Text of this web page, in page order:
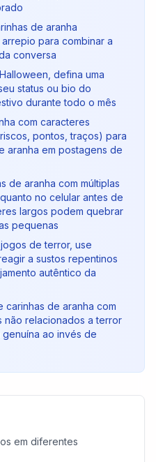
de aranha
para combinar a
conversa
defina uma
status ou bio do
durante todo o mês
com caracteres
pontos, traços) para
aranha em postagens de
de aranha com múltiplas
no celular antes de
largos podem quebrar
pequenas
de terror, use
a sustos repentinos
autêntico da
carinhas de aranha com
não relacionados a terror
ao invés de
em diferentes